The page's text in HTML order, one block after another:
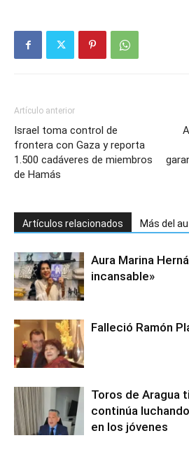
Artículo anterior
Israel toma control de
frontera con Gaza y reporta
1.500 cadáveres de miembros
de Hamás
Artículos relacionados Más del
Aura Marina
incansable»
Falleció Ramón
Toros de Aragua
continúa
en los jóvenes